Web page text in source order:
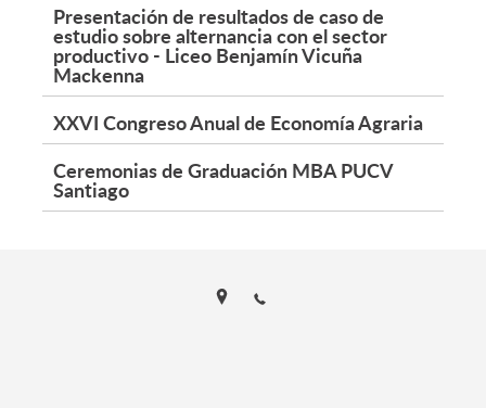
Presentación de resultados de caso de
estudio sobre alternancia con el sector
productivo - Liceo Benjamín Vicuña
Mackenna
XXVI Congreso Anual de Economía Agraria
Ceremonias de Graduación MBA PUCV
Santiago